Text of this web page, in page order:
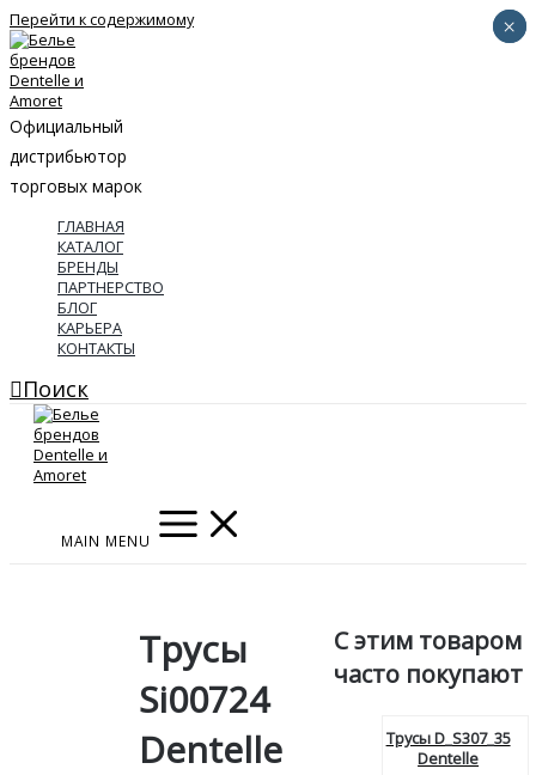
Перейти к содержимому
Официальный
дистрибьютор
торговых марок
ГЛАВНАЯ
КАТАЛОГ
БРЕНДЫ
ПАРТНЕРСТВО
БЛОГ
КАРЬЕРА
КОНТАКТЫ
Поиск
MAIN MENU
Трусы
Si00724
Dentelle
С этим товаром
часто покупают
Трусы D_S307_35
Dentelle
×
×